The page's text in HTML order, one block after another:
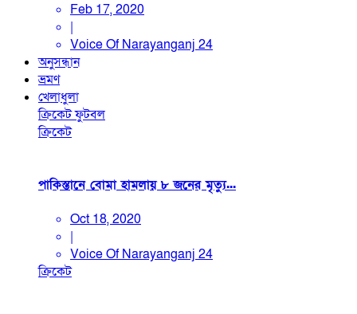
Feb 17, 2020
|
Voice Of Narayanganj 24
অনুসন্ধান
ভ্রমণ
খেলাধুলা
ক্রিকেটফুটবল
ক্রিকেট
পাকিস্তানে বোমা হামলায় ৮ জনের মৃত্যু...
Oct 18, 2020
|
Voice Of Narayanganj 24
ক্রিকেট